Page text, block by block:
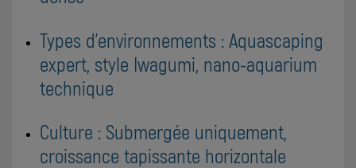
Types d'environnements : Aquascaping
expert, style Iwagumi, nano-aquarium
technique
Culture : Submergée uniquement,
croissance tapissante horizontale